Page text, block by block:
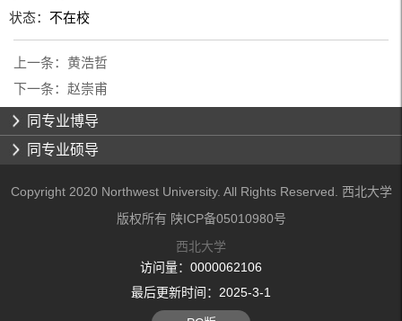
状态：不在校
上一条： 黄浩哲
下一条： 赵崇甫
同专业博导
同专业硕导
Copyright 2020 Northwest University. All Rights Reserved. 西北大学
版权所有 陕ICP备05010980号
西北大学
访问量： 0000062106
最后更新时间： 2025-3-1